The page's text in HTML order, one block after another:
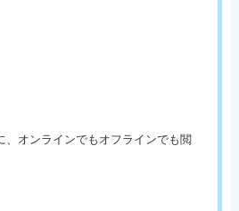
、オンラインでもオフラインでも閲